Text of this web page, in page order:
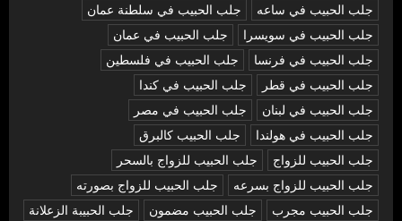
جلب الحبيب في ساعه
جلب الحبيب في سلطنة عمان
جلب الحبيب في سويسرا
جلب الحبيب في عمان
جلب الحبيب في فرنسا
جلب الحبيب في فلسطين
جلب الحبيب في قطر
جلب الحبيب في كندا
جلب الحبيب في لبنان
جلب الحبيب في مصر
جلب الحبيب في هولندا
جلب الحبيب كالبرق
جلب الحبيب للزواج
جلب الحبيب للزواج بالسحر
جلب الحبيب للزواج بسرعه
جلب الحبيب للزواج بصورته
جلب الحبيب مجرب
جلب الحبيب مضمون
جلب الحبيبة الزعلانة